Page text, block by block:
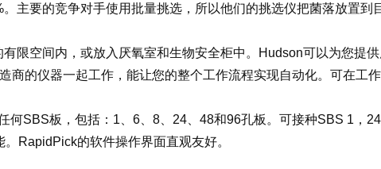
主要的竞争对手使用批量挑选，所以他们的挑选仪把菌落放置到
限空间内，或放入厌氧室和生物安全柜中。Hudson可以为您提供
的仪器一起工作，能让您的整个工作流程实现自动化。可在工
SBS板，包括：1、6、8、24、48和96孔板。可接种SBS 1，
RapidPick的软件操作界面直观友好。